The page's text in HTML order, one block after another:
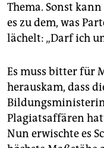
Thema. Sonst
es zu dem, was
lächelt: „Darf ich
Es muss bitter für
herauskam, dass
Plagiatsaffären
Nun erwischte es